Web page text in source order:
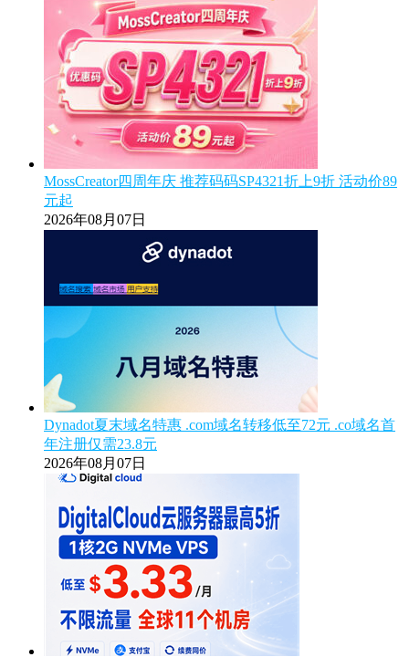
MossCreator四周年庆 推荐码码SP4321折上9折 活动价89
元起
2026年08月07日
Dynadot夏末域名特惠 .com域名转移低至72元 .co域名首
年注册仅需23.8元
2026年08月07日